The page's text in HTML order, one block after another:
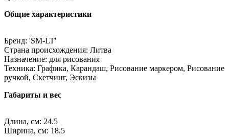
Общие характеристики
Бренд: 'SM-LT'
Страна происхождения: Литва
Назначение: для рисования
Техника: Графика, Карандаш, Рисование маркером, Рисование
ручкой, Скетчинг, Эскизы
Габариты и вес
Длина, см: 24.5
Ширина, см: 18.5